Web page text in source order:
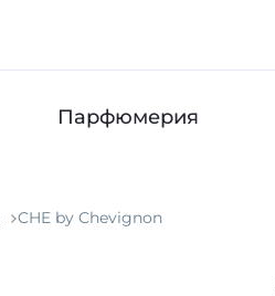
Парфюмерия
CHE by Chevignon